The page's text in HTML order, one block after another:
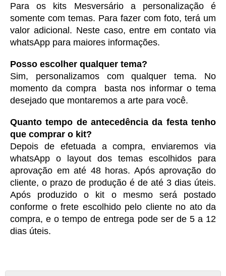
Para os kits Mesversário a personalização é
somente com temas. Para fazer com foto, terá um
valor adicional. Neste caso, entre em contato via
whatsApp para maiores informações.
Posso escolher qualquer tema?
Sim, personalizamos com qualquer tema. No
momento da compra  basta nos informar o tema
desejado que montaremos a arte para você.
Quanto tempo de antecedência da festa tenho
que comprar o kit?
Depois de efetuada a compra, enviaremos via
whatsApp o layout dos temas escolhidos para
aprovação em até 48 horas. Após aprovação do
cliente, o prazo de produção é de até 3 dias úteis.
Após produzido o kit o mesmo será postado
conforme o frete escolhido pelo cliente no ato da
compra, e o tempo de entrega pode ser de 5 a 12
dias úteis.